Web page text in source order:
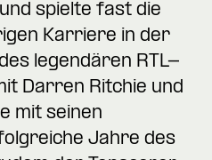
spielte fast die
Karriere in der
legendären RTL-
Darren Ritchie und
mit seinen
Jahre des